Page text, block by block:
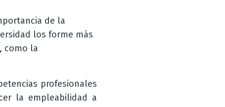
de la
los forme más
como la
profesionales
la empleabilidad a